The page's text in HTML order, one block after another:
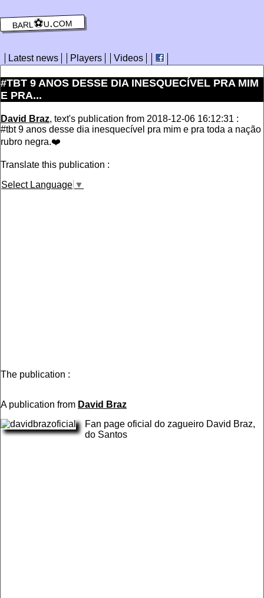
barl⚽️u.com
Latest news Players Videos
#TBT 9 ANOS DESSE DIA INESQUECÍVEL PRA MIM
E PRA...
David Braz, text's publication from 2018-12-06 16:12:31 :
#tbt 9 anos desse dia inesquecível pra mim e pra toda a nação
rubro negra.❤️
Translate this publication :
Select Language ▼
The publication :
A publication from David Braz
Fan page oficial do zagueiro David Braz,
do Santos